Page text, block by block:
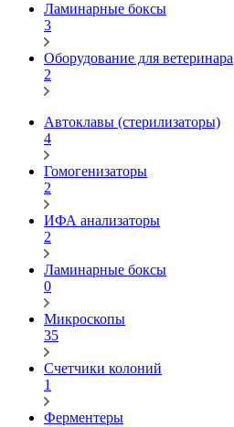
Ламинарные боксы
3
Оборудование для ветеринара
2
Автоклавы (стерилизаторы)
4
Гомогенизаторы
2
ИФА анализаторы
2
Ламинарные боксы
0
Микроскопы
35
Счетчики колоний
1
Ферментеры